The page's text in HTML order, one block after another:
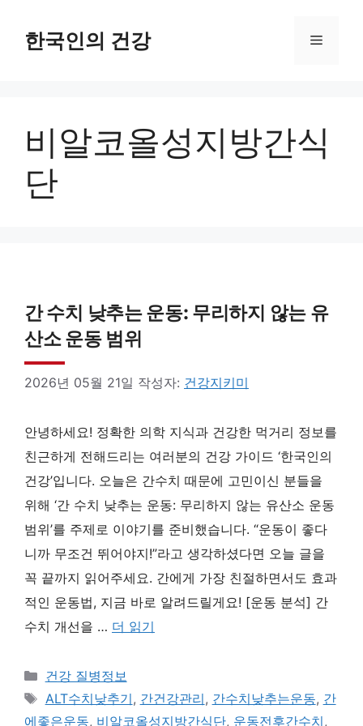
한국인의 건강 메
비알코올성지방간식
단
간 수치 낮추는 운동: 무리하지 않는 유
산소 운동 범위
2026년 05월 21일 작성자: 건강지키미
안녕하세요! 정확한 의학 지식과 건강한 먹거리 정보를
친근하게 전해드리는 여러분의 건강 가이드 ‘한국인의
건강’입니다. 오늘은 간수치 때문에 고민이신 분들을
위해 ‘간 수치 낮추는 운동: 무리하지 않는 유산소 운동
범위’를 주제로 이야기를 준비했습니다. “운동이 좋다
니까 무조건 뛰어야지!”라고 생각하셨다면 오늘 글을
꼭 끝까지 읽어주세요. 간에게 가장 친절하면서도 효과
적인 운동법, 지금 바로 알려드릴게요! [운동 분석] 간
수치 개선을 … 더 읽기
카
테
고
건강 질병정보
태
그
ALT수치낮추기, 간건강관리, 간수치낮추는운동, 간
에좋은운동, 비알코올성지방간식단, 운동전후간수치,